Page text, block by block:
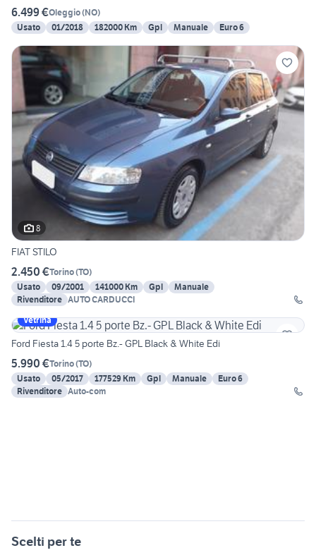
6.499 €Oleggio(NO)
Usato
01/2018 182000 Km Gpl Manuale Euro 6
8
FIAT STILO
2.450 €Torino(TO)
Usato
09/2001 141000 Km Gpl
Manuale
Rivenditore AUTO CARDUCCI
Vetrina
Ford Fiesta 1.4 5 porte Bz.- GPL Black & White Edi
5.990 €Torino(TO)
Usato
05/2017 177529 Km Gpl Manuale
Euro 6
Rivenditore Auto-com
Scelti per te